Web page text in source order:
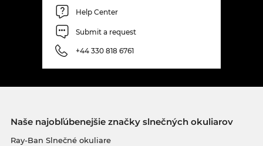
Help Center
Submit a request
+44 330 818 6761
Naše najobľúbenejšie značky slnečných okuliarov
Ray-Ban Slnečné okuliare